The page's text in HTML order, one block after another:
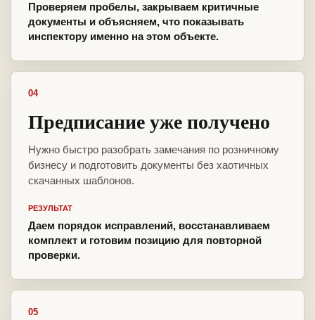
Проверяем пробелы, закрываем критичные
документы и объясняем, что показывать
инспектору именно на этом объекте.
04
Предписание уже получено
Нужно быстро разобрать замечания по розничному
бизнесу и подготовить документы без хаотичных
скачанных шаблонов.
РЕЗУЛЬТАТ
Даем порядок исправлений, восстанавливаем
комплект и готовим позицию для повторной
проверки.
05